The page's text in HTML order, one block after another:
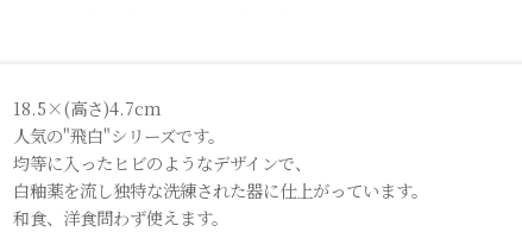
18.5×(高さ)4.7cm
人気の"飛白"シリーズです。
均等に入ったヒビのようなデザインで、
白釉薬を流し独特な洗練された器に仕上がっています。
和食、洋食問わず使えます。